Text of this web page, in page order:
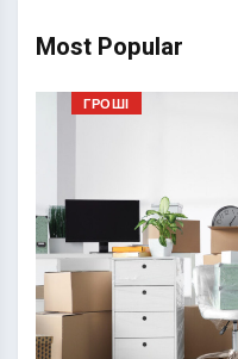
Most Popular
ГРОШІ